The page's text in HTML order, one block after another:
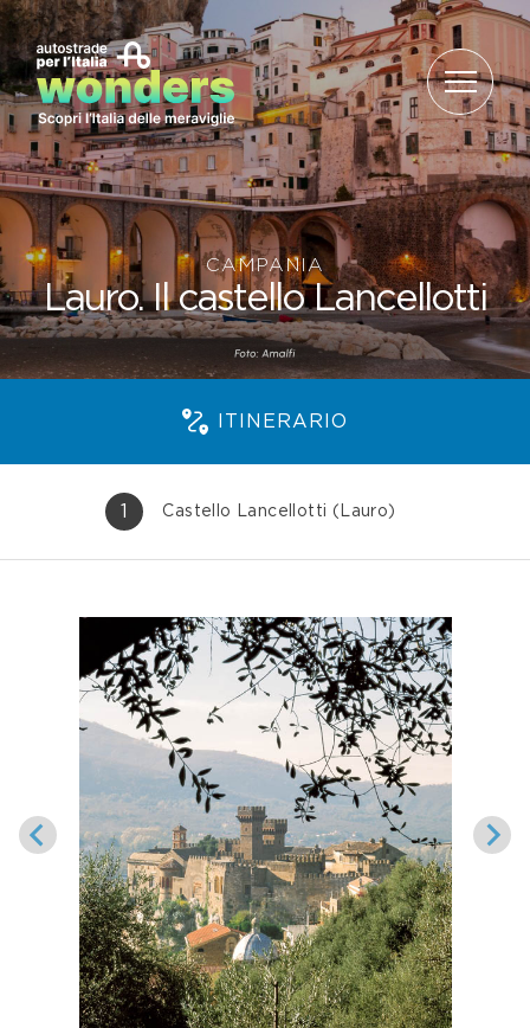
Salta al contenuto
CAMPANIA
Lauro. Il castello Lancellotti
ITINERARIO
1 Castello Lancellotti (Lauro)